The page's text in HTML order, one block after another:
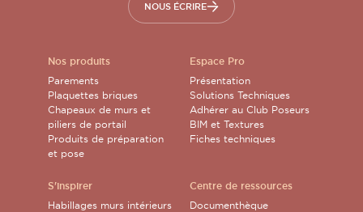
NOUS ÉCRIRE
Nos produits
Parements
Plaquettes briques
Chapeaux de murs et
piliers de portail
Produits de préparation
et pose
S'inspirer
Habillages murs intérieurs
Espace Pro
Présentation
Solutions Techniques
Adhérer au Club Poseurs
BIM et Textures
Fiches techniques
Centre de ressources
Documenthèque